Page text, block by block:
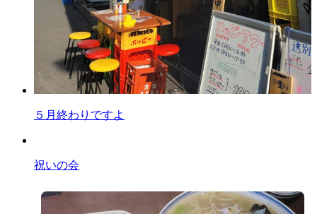
５月終わりですよ
祝いの会